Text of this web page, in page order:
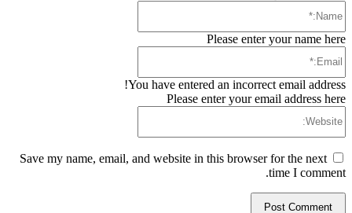
Please enter your name here
You have entered an incorrect email address!
Please enter your email address here
Save my name, email, and website in this browser for the next
time I comment.